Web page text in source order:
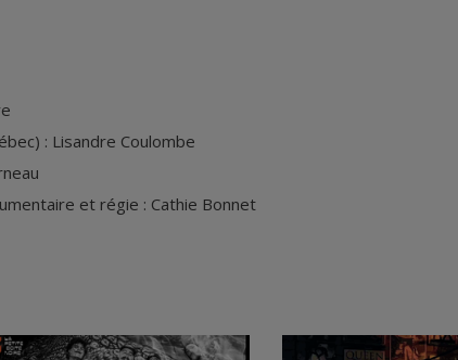
: Lisandre Coulombe
et régie : Cathie Bonnet